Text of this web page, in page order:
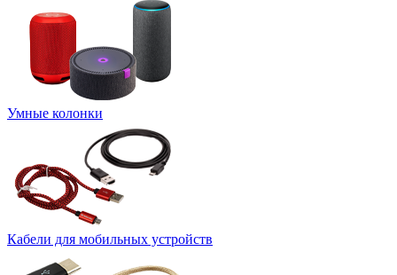
Умные колонки
Кабели для мобильных устройств